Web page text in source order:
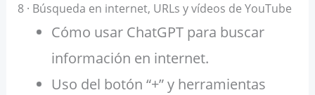
8 · Búsqueda en internet, URLs y vídeos de YouTube
Cómo usar ChatGPT para buscar
información en internet.
Uso del botón “+” y herramientas